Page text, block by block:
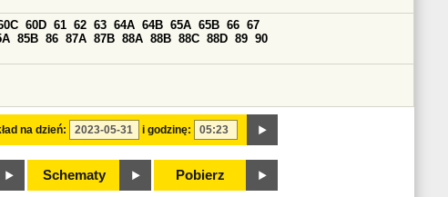
na dzień: i godzinę:
60D 61 62 63 64A 64B 65A 65B 66 67
85B 86 87A 87B 88A 88B 88C 88D 89 90
Schematy Pobierz